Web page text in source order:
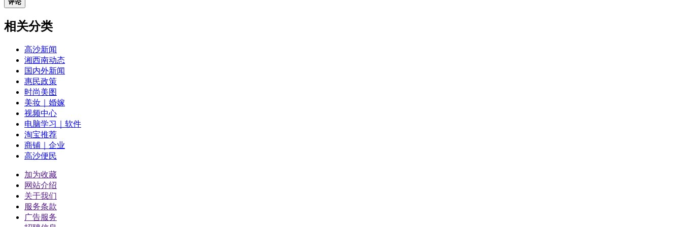
评论
相关分类
高沙新闻
湘西南动态
国内外新闻
惠民政策
时尚美图
美妆｜婚嫁
视频中心
电脑学习｜软件
淘宝推荐
商铺｜企业
高沙便民
加为收藏
网站介绍
关于我们
服务条款
广告服务